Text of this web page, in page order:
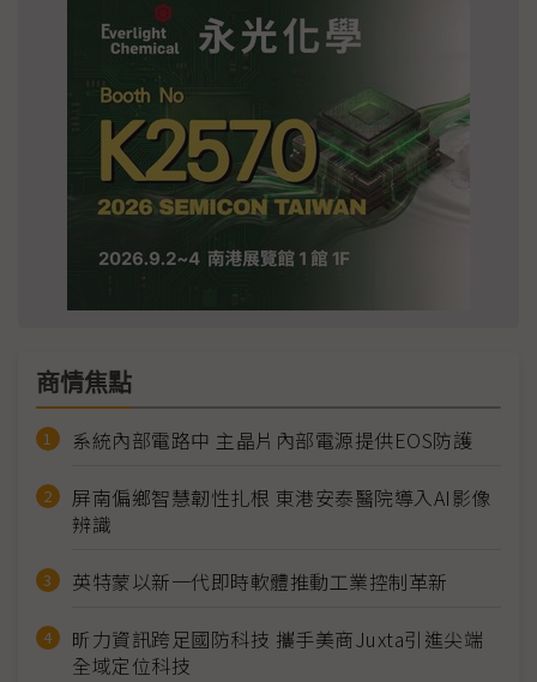
商情焦點
系統內部電路中 主晶片內部電源提供EOS防護
屏南偏鄉智慧韌性扎根 東港安泰醫院導入AI影像
辨識
英特蒙以新一代即時軟體推動工業控制革新
昕力資訊跨足國防科技 攜手美商Juxta引進尖端
全域定位科技